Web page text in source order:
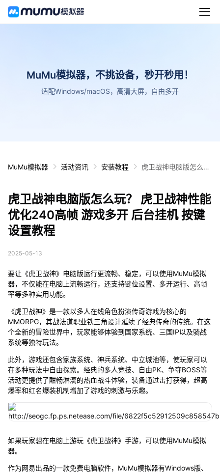
MuMu模拟器，不挑设备，秒开秒用！
适配Windows/macOS，高清大屏，自由多开
MuMu模拟器 活动资讯 安装教程
虎卫战神电脑版怎么
台挂机 按键设置教程
虎卫战神电脑版怎么玩？ 虎卫战神性能
优化240高帧 游戏多开 后台挂机 按键
设置教程
2025-05-13
要让《虎卫战神》电脑版运行更流畅、稳定，可以使用MuMu模拟
器，不仅能在电脑上流畅运行，还支持键位设置、多开运行、高帧
率等多种实用功能。
《虎卫战神》是一款以多人在线角色扮演传奇游戏为核心的
MMORPG，其战法道职业铁三角设计延续了经典传奇的传统。在这
个全新的冒险世界中，玩家能够体验到国家系统、三国IP以及骑战
系统等独特玩法。
此外，游戏还包含家族系统、神兵系统、中立城池等，使玩家可以
在多种玩法中自由探索。经典的多人竞技、自由PK、争夺BOSS等
活动更提供了酣畅淋漓的热血战斗体验，装备通过击打获得，超高
爆率和红名爆装机制增加了游戏的刺激与乐趣。
如果玩家想在电脑上游玩《虎卫战神》手游，可以使用MuMu模拟
器。
作为网易出品的一款免费电脑软件，MuMu模拟器有Windows版、